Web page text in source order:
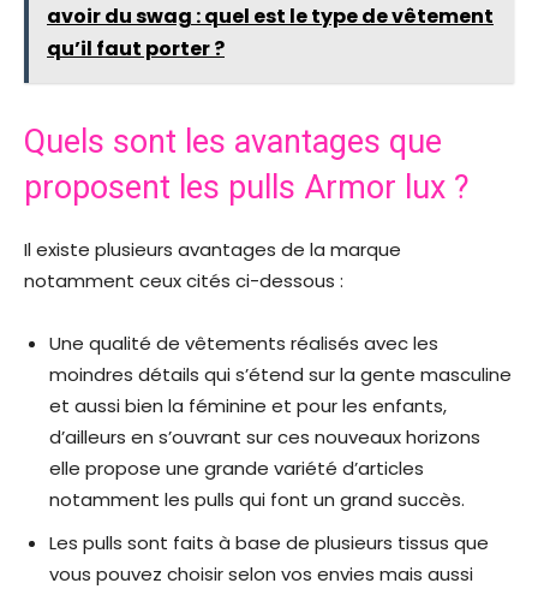
avoir du swag : quel est le type de vêtement
qu’il faut porter ?
Quels sont les avantages que
proposent les pulls Armor lux ?
Il existe plusieurs avantages de la marque
notamment ceux cités ci-dessous :
Une qualité de vêtements réalisés avec les
moindres détails qui s’étend sur la gente masculine
et aussi bien la féminine et pour les enfants,
d’ailleurs en s’ouvrant sur ces nouveaux horizons
elle propose une grande variété d’articles
notamment les pulls qui font un grand succès.
Les pulls sont faits à base de plusieurs tissus que
vous pouvez choisir selon vos envies mais aussi